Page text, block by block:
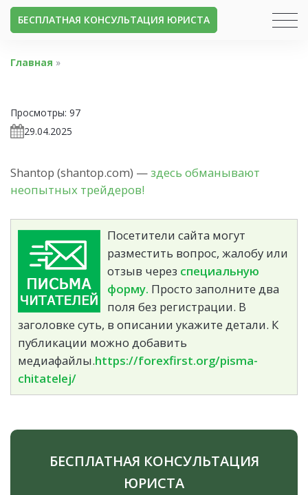
БЕСПЛАТНАЯ КОНСУЛЬТАЦИЯ ЮРИСТА
Главная »
Просмотры: 97
29.04.2025
Shantop (shantop.com) —здесь обманывают
неопытных трейдеров!
Посетители сайта могут
разместить вопрос, жалобу или
отзыв через специальную
форму. Просто заполните два
поля без регистрации. В
заголовке суть, в описании укажите детали. К
публикации можно добавить
медиафайлы.https://forexfirst.org/pisma-
chitatelej/
БЕСПЛАТНАЯ КОНСУЛЬТАЦИЯ
ЮРИСТА